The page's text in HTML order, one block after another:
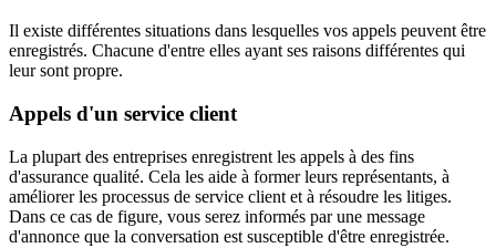
Il existe différentes situations dans lesquelles vos appels peuvent être
enregistrés. Chacune d'entre elles ayant ses raisons différentes qui
leur sont propre.
Appels d'un service client
La plupart des entreprises enregistrent les appels à des fins
d'assurance qualité. Cela les aide à former leurs représentants, à
améliorer les processus de service client et à résoudre les litiges.
Dans ce cas de figure, vous serez informés par une message
d'annonce que la conversation est susceptible d'être enregistrée.